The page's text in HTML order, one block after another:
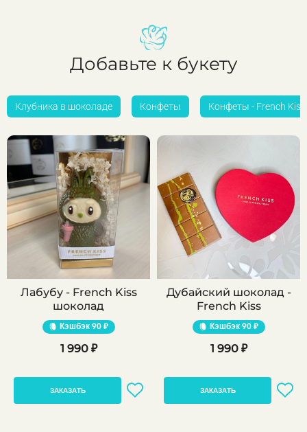
Добавьте к букету
Клубника в шоколаде Конфеты Конфеты - French Kiss
Лабубу - French Kiss
шоколад
Кэшбэк90 ₽
1 990 ₽
ЗАКАЗАТЬ
Дубайский шоколад -
French Kiss
Кэшбэк90 ₽
1 990 ₽
ЗАКАЗАТЬ